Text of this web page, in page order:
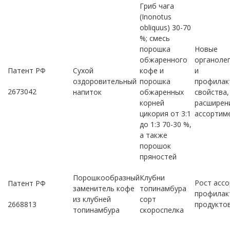
Патент РФ
2673042
Сухой
оздоровительный
напиток
Гриб чага
(Inonotus
obliquus) 30-70
%; смесь
порошка
обжаренного
кофе и
порошка
обжаренных
корней
цикория от 3:1
до 1:3 70-30 %,
а также
порошок
пряностей
Новые
и
свойства,
Патент РФ
2668813
Порошкообразный
заменитель кофе
из клубней
топинамбура
Клубни
топинамбура
сорт
скороспелка
Рост